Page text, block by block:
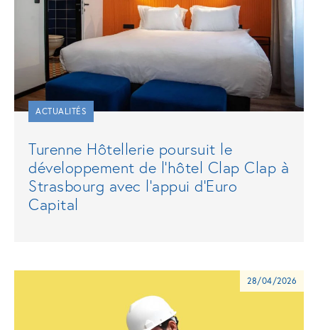
ACTUALITÉS
Turenne Hôtellerie poursuit le
développement de l'hôtel Clap Clap à
Strasbourg avec l'appui d'Euro
Capital
28/04/2026